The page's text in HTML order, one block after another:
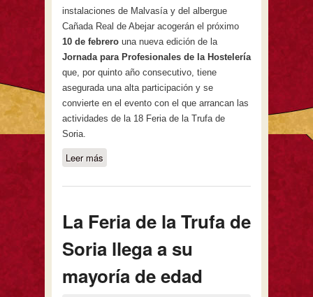
instalaciones de Malvasía y del albergue
Cañada Real de Abejar acogerán el próximo
10 de febrerouna nueva edición de la
Jornada para Profesionales de la Hostelería
que, por quinto año consecutivo, tiene
asegurada una alta participación y se
convierte en el evento con el que arrancan las
actividades de la 18 Feria de la Trufa de
Soria.
Leer más
hostelería para seguir innovando en
La Feria de la Trufa de
Soria llega a su
mayoría de edad